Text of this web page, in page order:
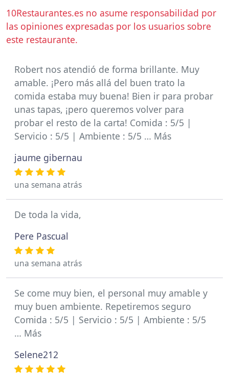
10Restaurantes.es no asume responsabilidad por
las opiniones expresadas por los usuarios sobre
este restaurante.
Robert nos atendió de forma brillante. Muy
amable. ¡Pero más allá del buen trato la
comida estaba muy buena! Bien ir para probar
unas tapas, ¡pero queremos volver para
probar el resto de la carta! Comida : 5/5 |
Servicio : 5/5 | Ambiente : 5/5 … Más
jaume gibernau
una semana atrás
De toda la vida,
Pere Pascual
una semana atrás
Se come muy bien, el personal muy amable y
muy buen ambiente. Repetiremos seguro
Comida : 5/5 | Servicio : 5/5 | Ambiente : 5/5
… Más
Selene212